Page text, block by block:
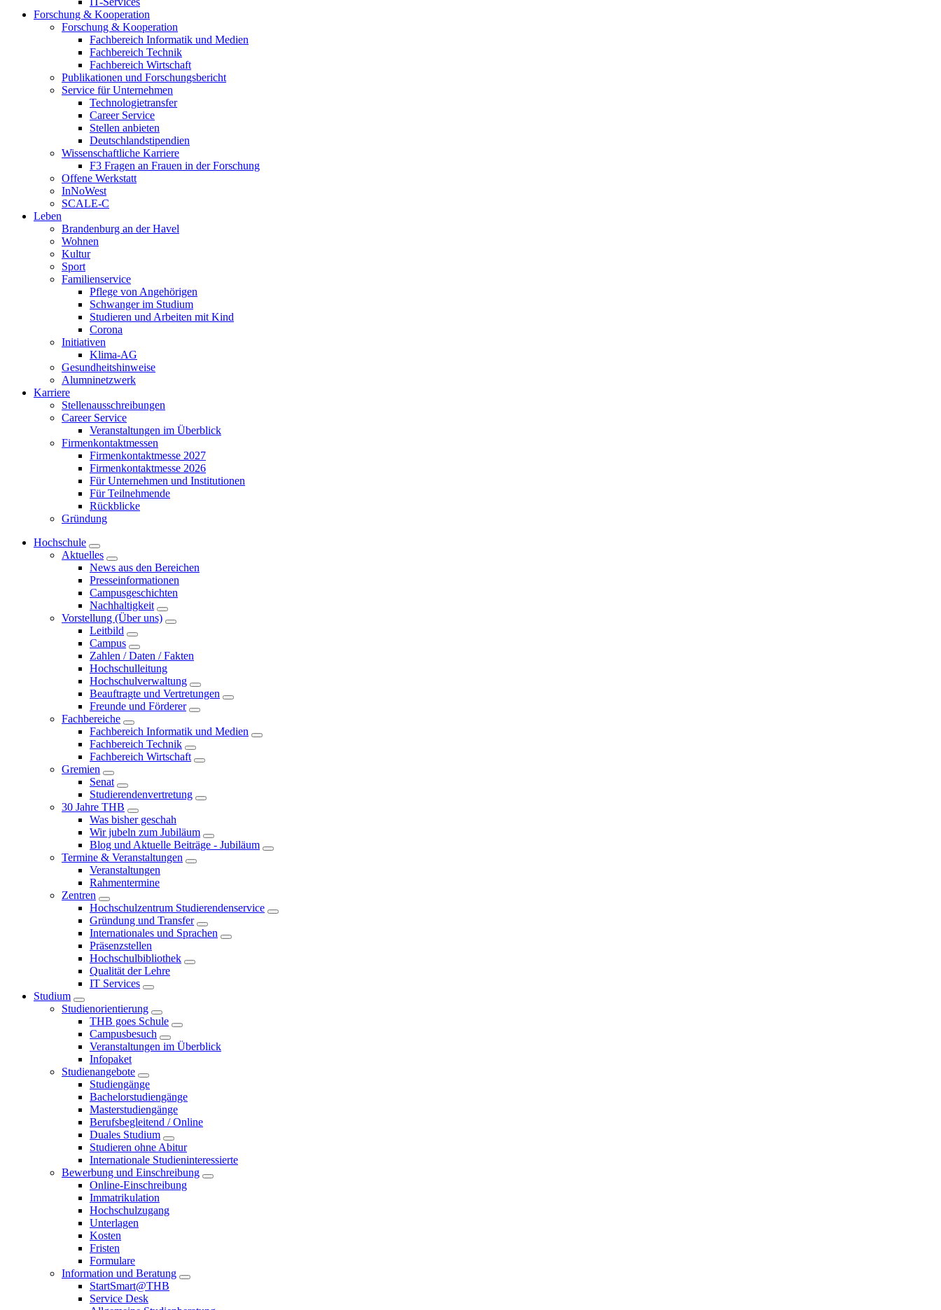
Forschung & Kooperation
Forschung & Kooperation
Fachbereich Informatik und Medien
Fachbereich Technik
Fachbereich Wirtschaft
Publikationen und Forschungsbericht
Service für Unternehmen
Technologietransfer
Career Service
Stellen anbieten
Deutschlandstipendien
Wissenschaftliche Karriere
F3 Fragen an Frauen in der Forschung
Offene Werkstatt
InNoWest
SCALE-C
Leben
Brandenburg an der Havel
Wohnen
Kultur
Sport
Familienservice
Pflege von Angehörigen
Schwanger im Studium
Studieren und Arbeiten mit Kind
Corona
Initiativen
Klima-AG
Gesundheitshinweise
Alumninetzwerk
Karriere
Stellenausschreibungen
Career Service
Veranstaltungen im Überblick
Firmenkontaktmessen
Firmenkontaktmesse 2027
Firmenkontaktmesse 2026
Für Unternehmen und Institutionen
Für Teilnehmende
Rückblicke
Gründung
Hochschule
Aktuelles
News aus den Bereichen
Presseinformationen
Campusgeschichten
Nachhaltigkeit
Vorstellung (Über uns)
Leitbild
Campus
Zahlen / Daten / Fakten
Hochschulleitung
Hochschulverwaltung
Beauftragte und Vertretungen
Freunde und Förderer
Fachbereiche
Fachbereich Informatik und Medien
Fachbereich Technik
Fachbereich Wirtschaft
Gremien
Senat
Studierendenvertretung
30 Jahre THB
Was bisher geschah
Wir jubeln zum Jubiläum
Blog und Aktuelle Beiträge - Jubiläum
Termine & Veranstaltungen
Veranstaltungen
Rahmentermine
Zentren
Hochschulzentrum Studierendenservice
Gründung und Transfer
Internationales und Sprachen
Präsenzstellen
Hochschulbibliothek
Qualität der Lehre
IT Services
Studium
Studienorientierung
THB goes Schule
Campusbesuch
Veranstaltungen im Überblick
Infopaket
Studienangebote
Studiengänge
Bachelorstudiengänge
Masterstudiengänge
Berufsbegleitend / Online
Duales Studium
Studieren ohne Abitur
Internationale Studieninteressierte
Bewerbung und Einschreibung
Online-Einschreibung
Immatrikulation
Hochschulzugang
Unterlagen
Kosten
Fristen
Formulare
Information und Beratung
StartSmart@THB
Service Desk